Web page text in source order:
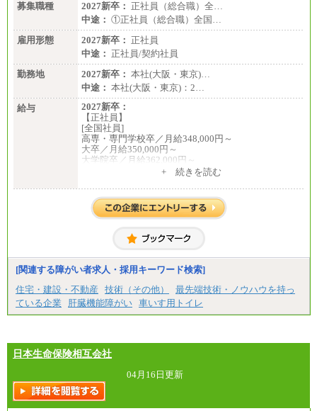
募集職種
2027新卒： 正社員（総合職）全…
中途： ①正社員（総合職）全国…
雇用形態
2027新卒： 正社員
中途： 正社員/契約社員
勤務地
2027新卒： 本社(大阪・東京)…
中途： 本社(大阪・東京)：2…
給与
2027新卒：
【正社員】
[全国社員]
高専・専門学校卒／月給348,000円～
大卒／月給350,000円～
大学院卒／月給362,000円～
[地域社員]月給295,000円～
【正社員】
[全国社員]月給348,000円～
[地域社員]月給295,000円～
【契約社員】月給200,000円～
+ 続きを読む
[関連する障がい者求人・採用キーワード検索]
住宅・建設・不動産
技術（その他）
最先端技術・ノウハウを持っ
ている企業
肝臓機能障がい 車いす用トイレ
日本生命保険相互会社
04月16日更新